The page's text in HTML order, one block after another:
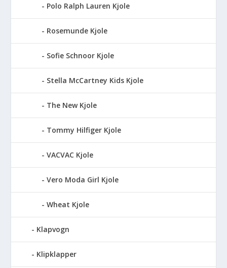
Polo Ralph Lauren Kjole
Rosemunde Kjole
Sofie Schnoor Kjole
Stella McCartney Kids Kjole
The New Kjole
Tommy Hilfiger Kjole
VACVAC Kjole
Vero Moda Girl Kjole
Wheat Kjole
Klapvogn
Klipklapper